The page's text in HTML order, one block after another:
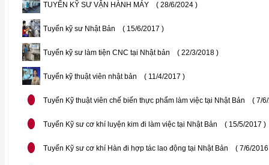
TUYỂN KỸ SƯ VẬN HÀNH MÁY ( 28/6/2024 )
Tuyển kỹ sư Nhật Bản ( 15/6/2017 )
Tuyển kỹ sư làm tiện CNC tại Nhật bản ( 22/3/2018 )
Tuyển kỹ thuật viên nhật bản ( 11/4/2017 )
Tuyển Kỹ thuật viên chế biến thực phẩm làm việc tại Nhật Bản ( 7/
Tuyển Kỹ sư cơ khí luyện kim đi làm việc tại Nhật Bản ( 15/5/2017 )
Tuyển Kỹ sư cơ khí Hàn đi hợp tác lao động tại Nhật Bản ( 7/6/